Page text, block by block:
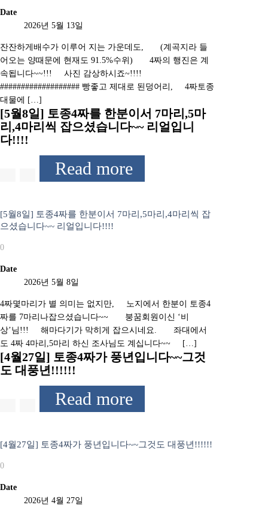
Date
2026년 5월 13일
잔잔하게배수가 이루어 지는 가운데도, (계곡지라 들
어오는 양때문에 현재도 91.5%수위) 4짜의 행진은 계
속됩니다~~!!! 사진 감상하시죠~!!!!
################### 빵좋고 제대로 된덩어리, 4짜토종
대물에 […]
[5월8일] 토종4짜를 한분이서 7마리,5마
리,4마리씩 잡으셨습니다~~ 리얼입니
다!!!!
Read more
[5월8일] 토종4짜를 한분이서 7마리,5마리,4마리씩 잡
으셨습니다~~ 리얼입니다!!!!
0
Date
2026년 5월 8일
4짜몇마리가 별 의미는 없지만, 노지에서 한분이 토종4
짜를 7마리나잡으셨습니다~~ 붕꿈회원이신 ‘비
상’님!!! 해마다기가 막히게 잡으시네요. 좌대에서
도 4짜 4마리,5마리 하신 조사님도 계십니다~~ […]
[4월27일] 토종4짜가 풍년입니다~~그것
도 대풍년!!!!!!
Read more
[4월27일] 토종4짜가 풍년입니다~~그것도 대풍년!!!!!!
0
Date
2026년 4월 27일